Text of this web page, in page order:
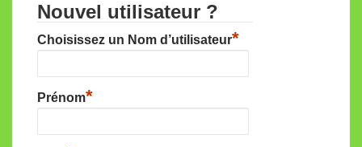
Nouvel utilisateur ?
Choisissez un Nom d’utilisateur*
Prénom*